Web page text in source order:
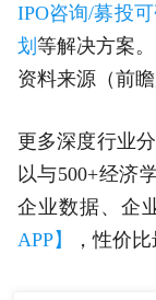
IPO咨询/募投
划 等解决方案
资料来源（前
更多深度行业
以与500+经济
企业数据、企
APP】
，性价